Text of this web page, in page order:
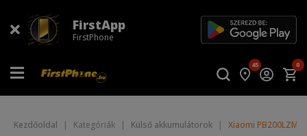
FirstApp
FirstPhone
45 0
Kezdőoldal | Kategóriák | Külső akkumulátorok | Xiaomi PB200LZM